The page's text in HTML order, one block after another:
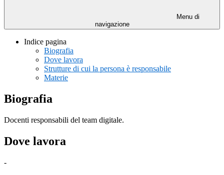
Menu di
navigazione
Indice pagina
Biografia
Dove lavora
Strutture di cui la persona è responsabile
Materie
Biografia
Docenti responsabili del team digitale.
Dove lavora
-